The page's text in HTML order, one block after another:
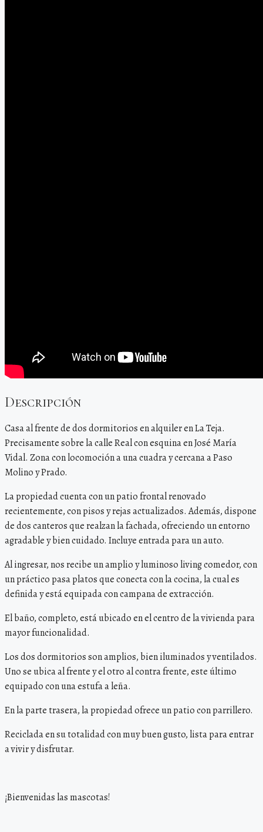
Descripción
Casa al frente de dos dormitorios en alquiler en La Teja.
Precisamente sobre la calle Real con esquina en José María
Vidal. Zona con locomoción a una cuadra y cercana a Paso
Molino y Prado.
La propiedad cuenta con un patio frontal renovado
recientemente, con pisos y rejas actualizados. Además, dispone
de dos canteros que realzan la fachada, ofreciendo un entorno
agradable y bien cuidado. Incluye entrada para un auto.
Al ingresar, nos recibe un amplio y luminoso living comedor, con
un práctico pasa platos que conecta con la cocina, la cual es
definida y está equipada con campana de extracción.
El baño, completo, está ubicado en el centro de la vivienda para
mayor funcionalidad.
Los dos dormitorios son amplios, bien iluminados y ventilados.
Uno se ubica al frente y el otro al contra frente, este último
equipado con una estufa a leña.
En la parte trasera, la propiedad ofrece un patio con parrillero.
Reciclada en su totalidad con muy buen gusto, lista para entrar
a vivir y disfrutar.
¡Bienvenidas las mascotas!